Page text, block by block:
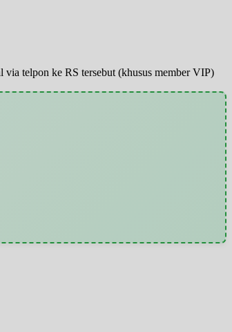
via telpon ke RS tersebut (khusus member VIP)